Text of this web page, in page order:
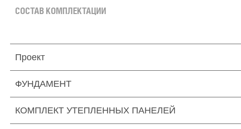
СОСТАВ КОМПЛЕКТАЦИИ
Проект
ФУНДАМЕНТ
КОМПЛЕКТ УТЕПЛЕННЫХ ПАНЕЛЕЙ